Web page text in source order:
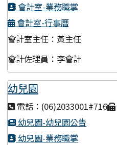
會計室-業務職掌
會計室-行事曆
會計室主任：黃主任
會計佐理員：李會計
幼兒園
電話：(06)2033001#716
幼兒園-幼兒園公告
幼兒園-業務職掌